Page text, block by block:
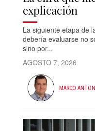
explicación
La siguiente etapa de
debería evaluarse no
sino por...
AGOSTO 7, 2026
MARCO